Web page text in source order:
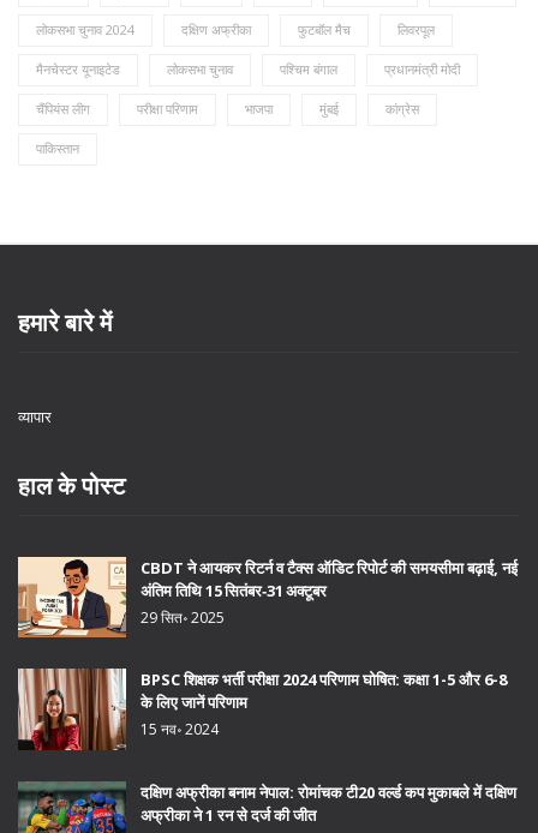
लोकसभा चुनाव 2024 दक्षिण अफ्रीका फुटबॉल मैच लिवरपूल
मैनचेस्टर यूनाइटेड लोकसभा चुनाव पश्चिम बंगाल प्रधानमंत्री मोदी
चैंपियंस लीग परीक्षा परिणाम भाजपा मुंबई कांग्रेस
पाकिस्तान
हमारे बारे में
व्यापार
हाल के पोस्ट
CBDT ने आयकर रिटर्न व टैक्स ऑडिट रिपोर्ट की समयसीमा बढ़ाई, नई
अंतिम तिथि 15 सितंबर‑31 अक्टूबर
29 सित॰ 2025
BPSC शिक्षक भर्ती परीक्षा 2024 परिणाम घोषित: कक्षा 1-5 और 6-8
के लिए जानें परिणाम
15 नव॰ 2024
दक्षिण अफ्रीका बनाम नेपाल: रोमांचक टी20 वर्ल्ड कप मुकाबले में दक्षिण
अफ्रीका ने 1 रन से दर्ज की जीत